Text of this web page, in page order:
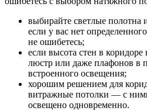
выбирайте светлые
если у вас нет
не ошибетесь;
если высота стен в
люстр или даже плафонов в
встроенного освещения;
хорошим решением для
витражные потолки — с
освещено одновременно.